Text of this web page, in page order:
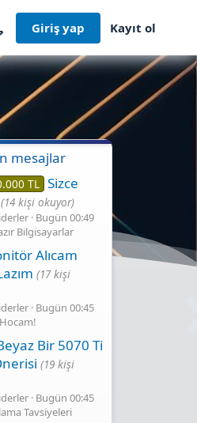
Giriş yap Kayıt ol
mesajlar
TL Sizce
(14 kişi okuyor)
Bugün 00:49
Bilgisayarlar
Alıcam
(17 kişi
Bugün 00:45
Bir 5070 Ti
(19 kişi
Bugün 00:45
Tavsiyeleri